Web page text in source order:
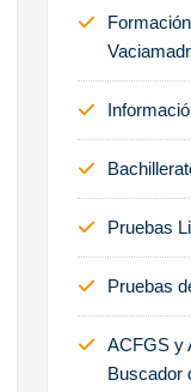
Pruebas
Pruebas
ACFGS y
Buscador